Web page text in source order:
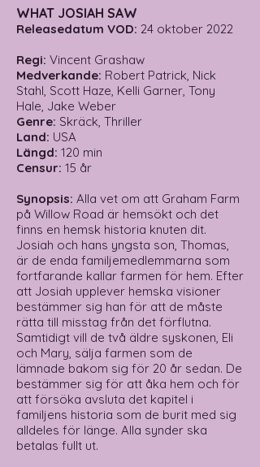
WHAT JOSIAH SAW
Releasedatum VOD: 24 oktober 2022
Regi: Vincent Grashaw
Medverkande: Robert Patrick, Nick
Stahl, Scott Haze, Kelli Garner, Tony
Hale, Jake Weber
Genre: Skräck, Thriller
Land: USA
Längd: 120 min
Censur: 15 år
Synopsis: Alla vet om att Graham Farm
på Willow Road är hemsökt och det
finns en hemsk historia knuten dit.
Josiah och hans yngsta son, Thomas,
är de enda familjemedlemmarna som
fortfarande kallar farmen för hem. Efter
att Josiah upplever hemska visioner
bestämmer sig han för att de måste
rätta till misstag från det förflutna.
Samtidigt vill de två äldre syskonen, Eli
och Mary, sälja farmen som de
lämnade bakom sig för 20 år sedan. De
bestämmer sig för att åka hem och för
att försöka avsluta det kapitel i
familjens historia som de burit med sig
alldeles för länge. Alla synder ska
betalas fullt ut.